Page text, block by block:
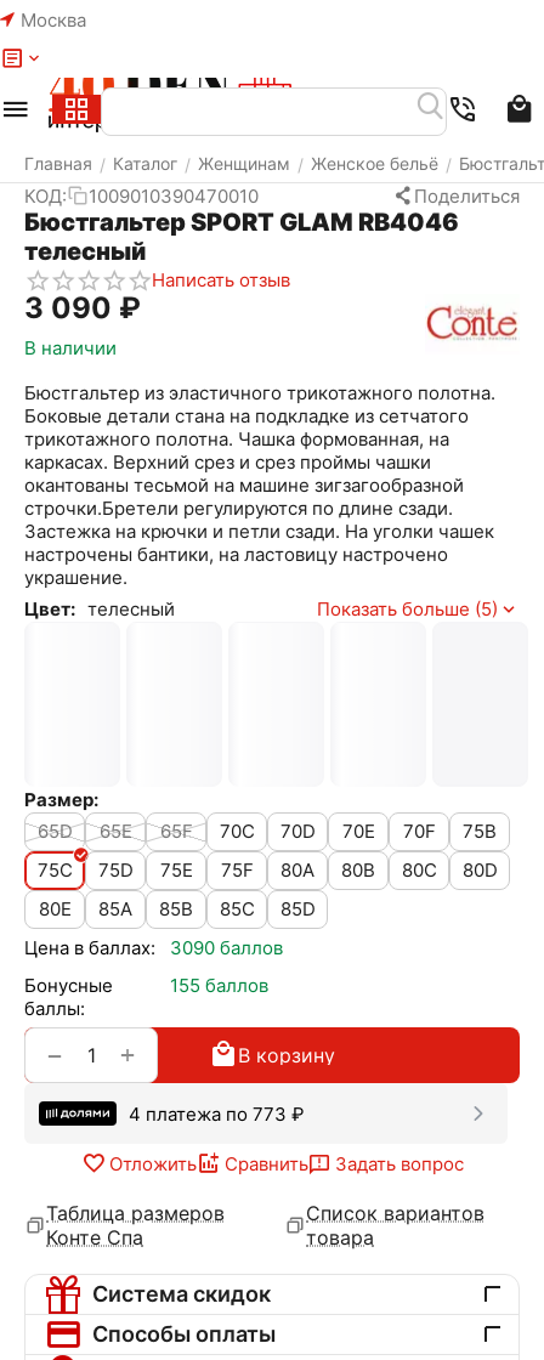
Москва
Главная / Каталог / Женщинам / Женское бельё /
КОД: 1009010390470010 Поделиться
Бюстгальтер SPORT GLAM RB4046
телесный
Написать отзыв
3 090 ₽
В наличии
Бюстгальтер из эластичного трикотажного полотна.
Боковые детали стана на подкладке из сетчатого
трикотажного полотна. Чашка формованная, на
каркасах. Верхний срез и срез проймы чашки
окантованы тесьмой на машине зигзагообразной
строчки.Бретели регулируются по длине сзади.
Застежка на крючки и петли сзади. На уголки чашек
настрочены бантики, на ластовицу настрочено
украшение.
Цвет: телесный Показать больше (5)
Размер:
65D
65E 65F 70C 70D 70E 70F
75B
75C
75D 75E 75F 80A 80B 80C
80D
80E
85A 85B 85C
85D
Цена в баллах:
3090 баллов
Бонусные
баллы:
155 баллов
+
− В корзину
4 платежа по 773 ₽
Отложить Сравнить Задать вопрос
Таблица размеров
Конте Спа
Список вариантов
товара
Система скидок
Способы оплаты
Меню